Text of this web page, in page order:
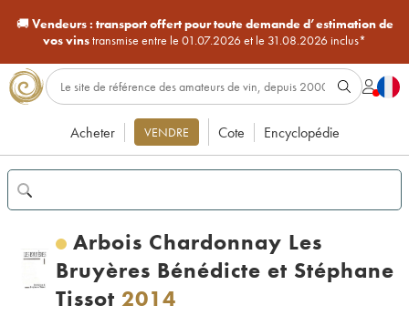
🚚Vendeurs : transport offert pour toute demande d’estimation de
vos vinstransmise entre le 01.07.2026 et le 31.08.2026 inclus*
Acheter VENDRE Cote Encyclopédie
Arbois Chardonnay Les
Bruyères Bénédicte et Stéphane
Tissot 2014